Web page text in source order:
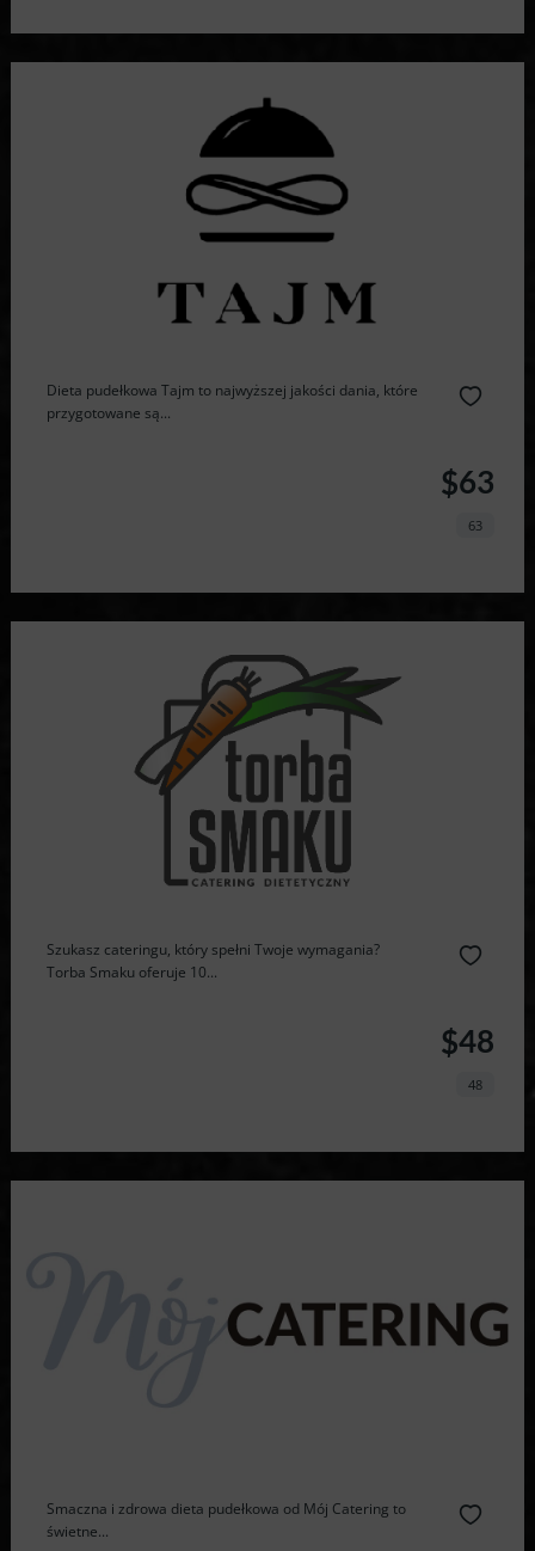
Dieta pudełkowa Tajm to najwyższej jakości dania, które
przygotowane są...
$63
63
Szukasz cateringu, który spełni Twoje wymagania?
Torba Smaku oferuje 10...
$48
48
Smaczna i zdrowa dieta pudełkowa od Mój Catering to
świetne...